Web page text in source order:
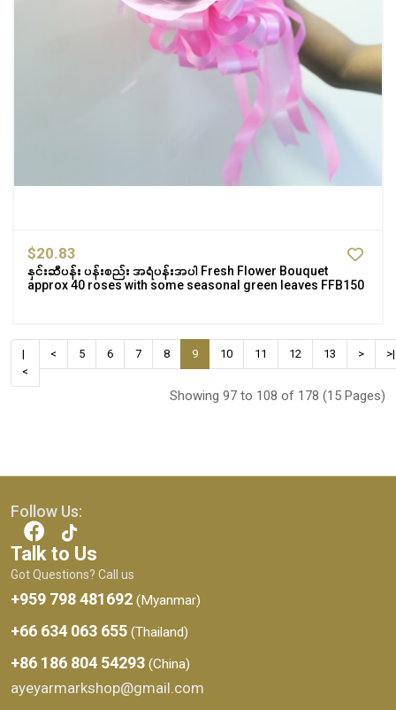
$20.83
နှင်းဆီပန်း ပန်းစည်း အရံပန်းအပါ Fresh Flower Bouquet
approx 40 roses with some seasonal green leaves FFB150
|
<
< 5 6 7 8 9 10 11 12 13 > >|
Showing 97 to 108 of 178 (15 Pages)
Follow Us:
Talk to Us
Got Questions? Call us
+959 798 481692 (Myanmar)
+66 634 063 655 (Thailand)
+86 186 804 54293 (China)
ayeyarmarkshop@gmail.com